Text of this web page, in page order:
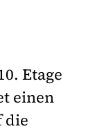
Etage
einen
die